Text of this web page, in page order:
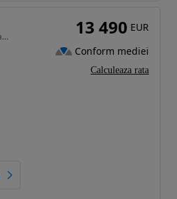
1197 cm3 • 84 CP • Hyundai i20 Benzina 1.2 L 84CP 5DR Clasic 13 490 EUR
Conform mediei
Calculeaza rata